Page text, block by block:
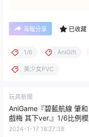
海報分享 已收藏
1/6 AniGift
美少女PVC
玩具新聞
AniGame『碧藍航線 肇
戲梅 其下ver.』1/6比例
趴在桌子底下的絕妙姿勢！
2024-1-17 18:27:38